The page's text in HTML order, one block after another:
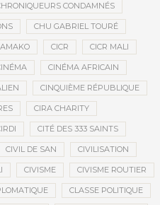
CONDAMNÉS
CHU GABRIEL TOURÉ
CICR CICR MALI
CINÉMA AFRICAIN
CINQUIÈME RÉPUBLIQUE
CIRA CHARITY
CITÉ DES 333 SAINTS
CIVIL DE SAN CIVILISATION
CIVISME CIVISME ROUTIER
CLASSE POLITIQUE